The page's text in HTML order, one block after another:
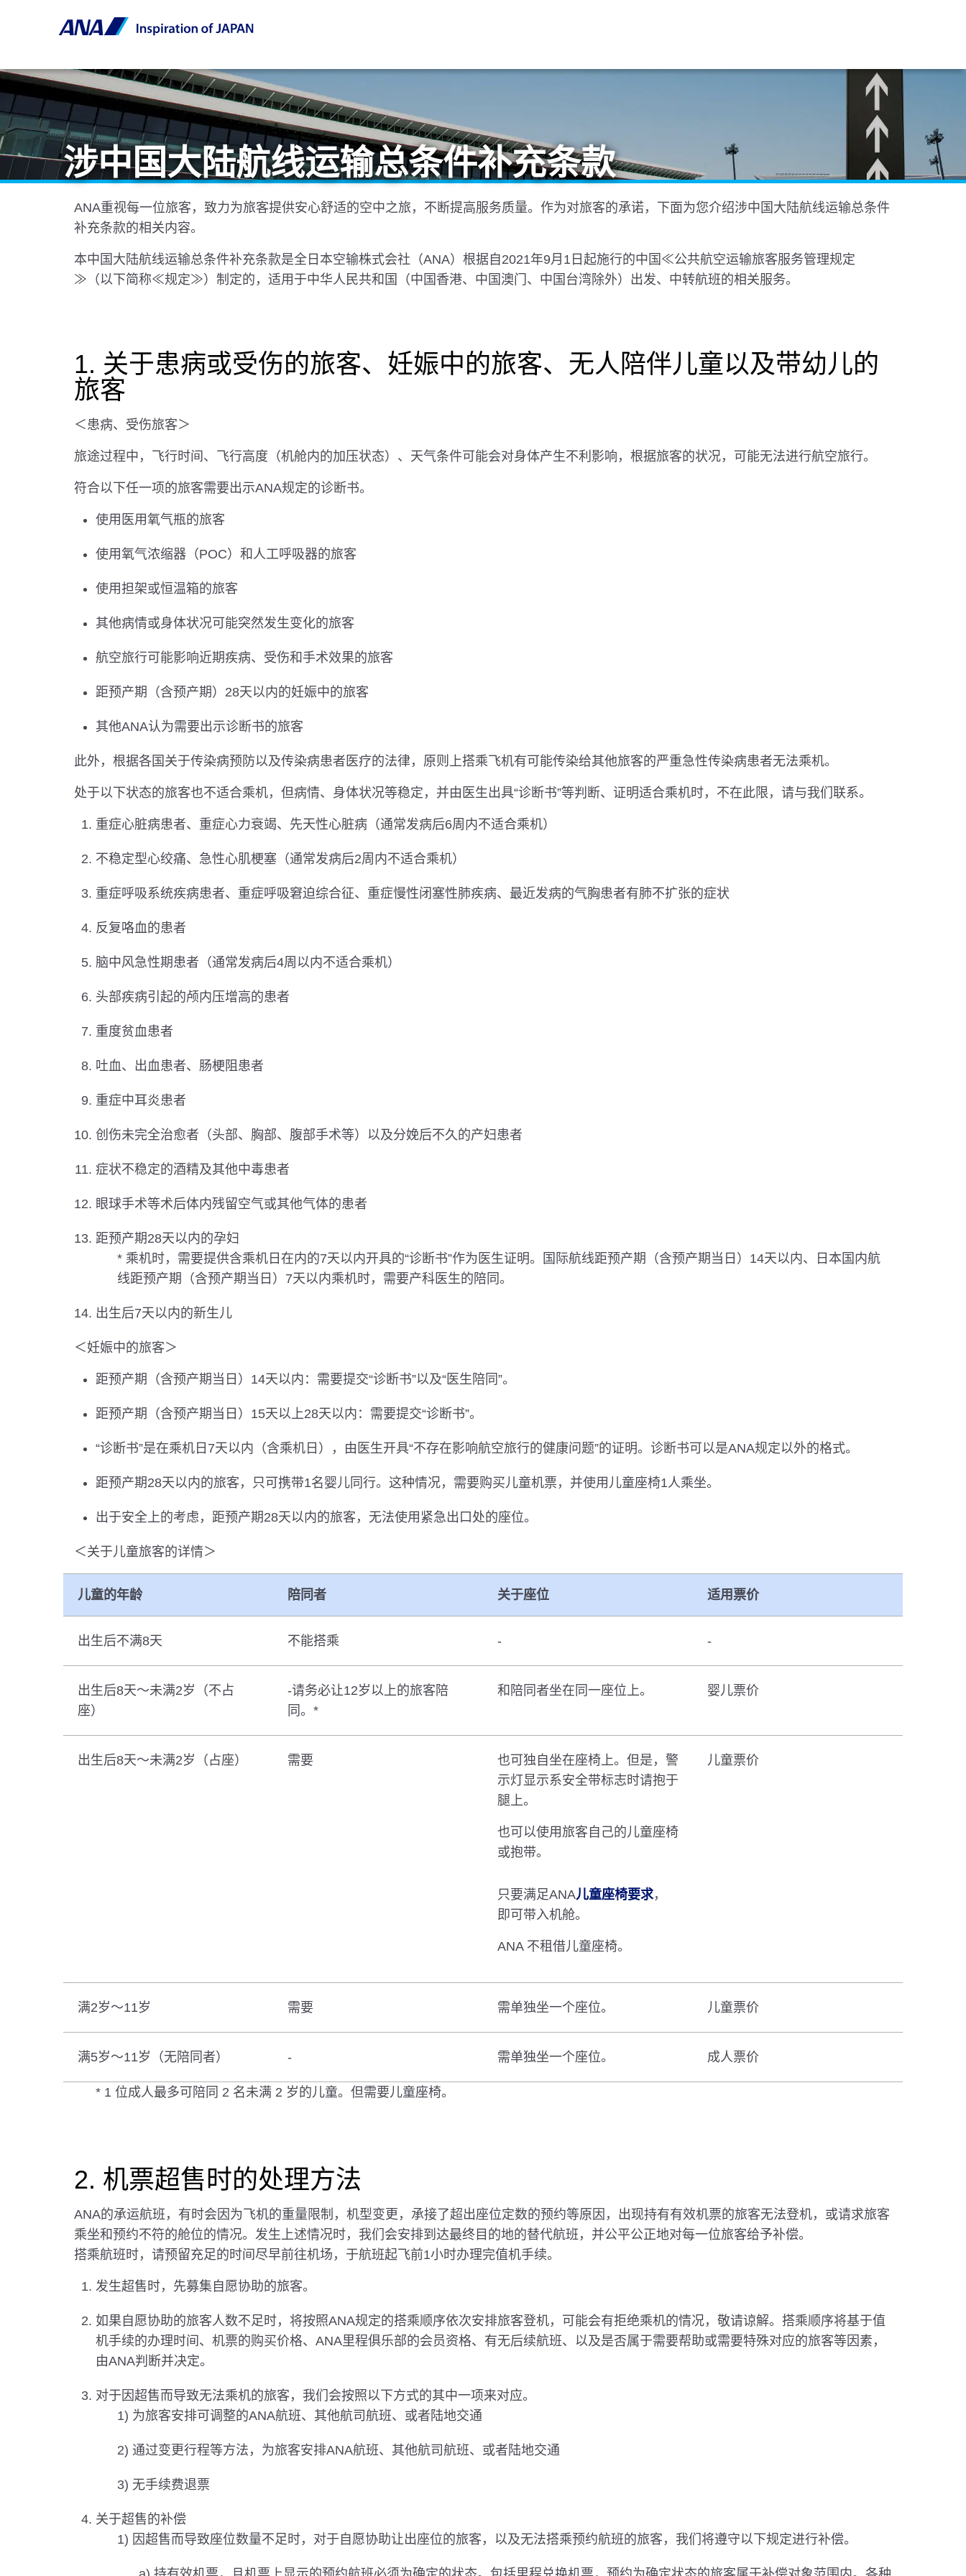
涉中国大陆航线运输总条件补充条款
ANA重视每一位旅客，致力为旅客提供安心舒适的空中之旅，不断提高服务质量。作为对旅客的承诺，下面为您介绍涉中国大陆航线运输总条件
补充条款的相关内容。
本中国大陆航线运输总条件补充条款是全日本空输株式会社（ANA）根据自2021年9月1日起施行的中国≪公共航空运输旅客服务管理规定
≫（以下简称≪规定≫）制定的，适用于中华人民共和国（中国香港、中国澳门、中国台湾除外）出发、中转航班的相关服务。
1. 关于患病或受伤的旅客、妊娠中的旅客、无人陪伴儿童以及带幼儿的
旅客
＜患病、受伤旅客＞
旅途过程中，飞行时间、飞行高度（机舱内的加压状态）、天气条件可能会对身体产生不利影响，根据旅客的状况，可能无法进行航空旅行。
符合以下任一项的旅客需要出示ANA规定的诊断书。
使用医用氧气瓶的旅客
使用氧气浓缩器（POC）和人工呼吸器的旅客
使用担架或恒温箱的旅客
其他病情或身体状况可能突然发生变化的旅客
航空旅行可能影响近期疾病、受伤和手术效果的旅客
距预产期（含预产期）28天以内的妊娠中的旅客
其他ANA认为需要出示诊断书的旅客
此外，根据各国关于传染病预防以及传染病患者医疗的法律，原则上搭乘飞机有可能传染给其他旅客的严重急性传染病患者无法乘机。
处于以下状态的旅客也不适合乘机，但病情、身体状况等稳定，并由医生出具“诊断书”等判断、证明适合乘机时，不在此限，请与我们联系。
重症心脏病患者、重症心力衰竭、先天性心脏病（通常发病后6周内不适合乘机）
不稳定型心绞痛、急性心肌梗塞（通常发病后2周内不适合乘机）
重症呼吸系统疾病患者、重症呼吸窘迫综合征、重症慢性闭塞性肺疾病、最近发病的气胸患者有肺不扩张的症状
反复咯血的患者
脑中风急性期患者（通常发病后4周以内不适合乘机）
头部疾病引起的颅内压增高的患者
重度贫血患者
吐血、出血患者、肠梗阻患者
重症中耳炎患者
创伤未完全治愈者（头部、胸部、腹部手术等）以及分娩后不久的产妇患者
症状不稳定的酒精及其他中毒患者
眼球手术等术后体内残留空气或其他气体的患者
距预产期28天以内的孕妇
* 乘机时，需要提供含乘机日在内的7天以内开具的“诊断书”作为医生证明。国际航线距预产期（含预产期当日）14天以内、日本国内航
线距预产期（含预产期当日）7天以内乘机时，需要产科医生的陪同。
出生后7天以内的新生儿
＜妊娠中的旅客＞
距预产期（含预产期当日）14天以内：需要提交“诊断书”以及“医生陪同”。
距预产期（含预产期当日）15天以上28天以内：需要提交“诊断书”。
“诊断书”是在乘机日7天以内（含乘机日），由医生开具“不存在影响航空旅行的健康问题”的证明。诊断书可以是ANA规定以外的格式。
距预产期28天以内的旅客，只可携带1名婴儿同行。这种情况，需要购买儿童机票，并使用儿童座椅1人乘坐。
出于安全上的考虑，距预产期28天以内的旅客，无法使用紧急出口处的座位。
＜关于儿童旅客的详情＞
儿童的年龄 陪同者 关于座位 适用票价
出生后不满8天 不能搭乘 - -
出生后8天～未满2岁（不占
座）
-请务必让12岁以上的旅客陪
同。*
和陪同者坐在同一座位上。 婴儿票价
出生后8天～未满2岁（占座） 需要
也可独自坐在座椅上。但是，警
示灯显示系安全带标志时请抱于
腿上。
也可以使用旅客自己的儿童座椅
或抱带。
只要满足ANA儿童座椅要求，
即可带入机舱。
ANA 不租借儿童座椅。
儿童票价
满2岁～11岁 需要 需单独坐一个座位。 儿童票价
满5岁～11岁（无陪同者） - 需单独坐一个座位。 成人票价
* 1 位成人最多可陪同 2 名未满 2 岁的儿童。但需要儿童座椅。
2. 机票超售时的处理方法
ANA的承运航班，有时会因为飞机的重量限制，机型变更，承接了超出座位定数的预约等原因，出现持有有效机票的旅客无法登机，或请求旅客
乘坐和预约不符的舱位的情况。发生上述情况时，我们会安排到达最终目的地的替代航班，并公平公正地对每一位旅客给予补偿。
搭乘航班时，请预留充足的时间尽早前往机场，于航班起飞前1小时办理完值机手续。
发生超售时，先募集自愿协助的旅客。
如果自愿协助的旅客人数不足时，将按照ANA规定的搭乘顺序依次安排旅客登机，可能会有拒绝乘机的情况，敬请谅解。搭乘顺序将基于值
机手续的办理时间、机票的购买价格、ANA里程俱乐部的会员资格、有无后续航班、以及是否属于需要帮助或需要特殊对应的旅客等因素，
由ANA判断并决定。
对于因超售而导致无法乘机的旅客，我们会按照以下方式的其中一项来对应。
1) 为旅客安排可调整的ANA航班、其他航司航班、或者陆地交通
2) 通过变更行程等方法，为旅客安排ANA航班、其他航司航班、或者陆地交通
3) 无手续费退票
关于超售的补偿
1) 因超售而导致座位数量不足时，对于自愿协助让出座位的旅客，以及无法搭乘预约航班的旅客，我们将遵守以下规定进行补偿。